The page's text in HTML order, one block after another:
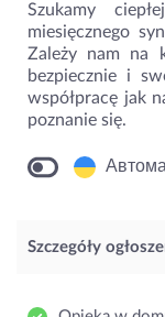
Szukamy
miesięcznego
Zależy nam na
bezpiecznie i
współpracę jak
poznanie się.
Szczegóły